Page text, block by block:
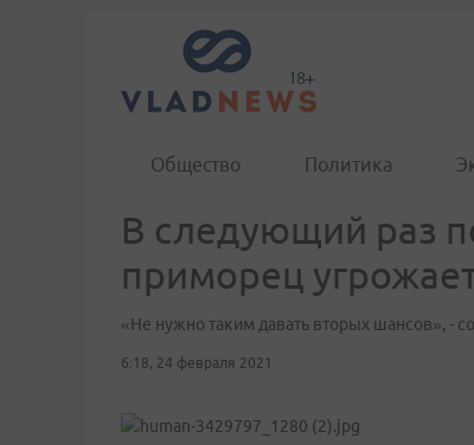
Общество Политика
В следующий раз
приморец
«Не нужно таким давать вторых шансов», -
6:18, 24 февраля 2021